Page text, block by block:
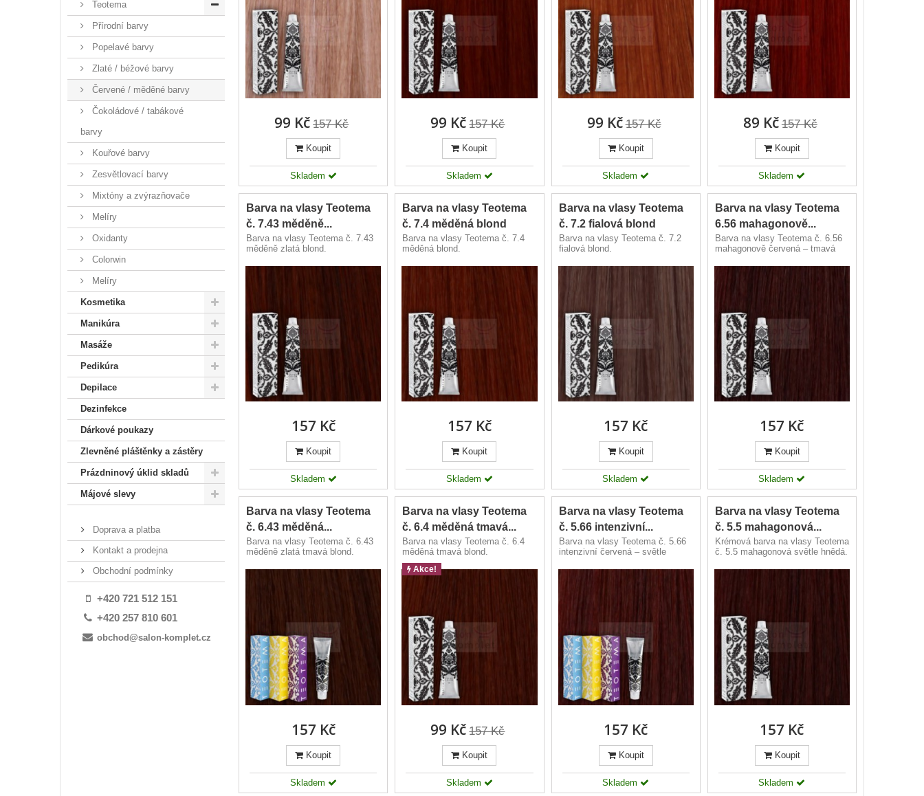
Teotema
Přírodní barvy
Popelavé barvy
Zlaté / béžové barvy
Červené / měděné barvy
Čokoládové / tabákové
barvy
Kouřové barvy
Zesvětlovací barvy
Mixtóny a zvýrazňovače
Melíry
Oxidanty
Colorwin
Melíry
Kosmetika
Manikúra
Masáže
Pedikúra
Depilace
Dezinfekce
Dárkové poukazy
Zlevněné pláštěnky a zástěry
Prázdninový úklid skladů
Májové slevy
Doprava a platba
Kontakt a prodejna
Obchodní podmínky
+420 721 512 151
+420 257 810 601
obchod@salon-komplet.cz
99 Kč 157 Kč
Koupit
Skladem
99 Kč 157 Kč
Koupit
Skladem
99 Kč 157 Kč
Koupit
Skladem
89 Kč 157 Kč
Koupit
Skladem
Barva na vlasy Teotema
č. 7.43 měděně...
Barva na vlasy Teotema č. 7.43
měděně zlatá blond.
157 Kč
Koupit
Skladem
Barva na vlasy Teotema
č. 7.4 měděná blond
Barva na vlasy Teotema č. 7.4
měděná blond.
157 Kč
Koupit
Skladem
Barva na vlasy Teotema
č. 7.2 fialová blond
Barva na vlasy Teotema č. 7.2
fialová blond.
157 Kč
Koupit
Skladem
Barva na vlasy Teotema
6.56 mahagonově...
Barva na vlasy Teotema č. 6.56
mahagonově červená – tmavá
157 Kč
Koupit
Skladem
Barva na vlasy Teotema
č. 6.43 měděná...
Barva na vlasy Teotema č. 6.43
měděně zlatá tmavá blond.
157 Kč
Koupit
Skladem
Barva na vlasy Teotema
č. 6.4 měděná tmavá...
Barva na vlasy Teotema č. 6.4
měděná tmavá blond.
Akce!
99 Kč 157 Kč
Koupit
Skladem
Barva na vlasy Teotema
č. 5.66 intenzivní...
Barva na vlasy Teotema č. 5.66
intenzivní červená – světle
157 Kč
Koupit
Skladem
Barva na vlasy Teotema
č. 5.5 mahagonová...
Krémová barva na vlasy Teotema
č. 5.5 mahagonová světle hnědá.
157 Kč
Koupit
Skladem